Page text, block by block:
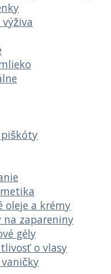
piškóty
oleje a krémy
na zapareniny
gély
o vlasy